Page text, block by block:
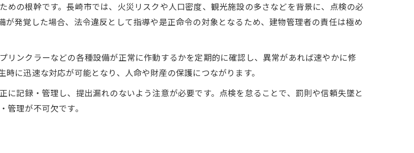
消防設備点検と最新法令の関係を解説
長崎市の条例改正ポイントを押さえる
消防設備点検で守るべき法令遵守のコツ
消防設備士会と最新法令情報の活用法
検費用や業者選びの疑問を徹底解説
消防設備点検の費用相場と選び方の基準
の根幹です。長崎市では、火災リスクや人口密度、観光施設の多さなどを背景に、点検の必
発覚した場合、法令違反として指導や是正命令の対象となるため、建物管理者の責任は極め
リンクラーなどの各種設備が正常に作動するかを定期的に確認し、異常があれば速やかに修
に迅速な対応が可能となり、人命や財産の保護につながります。
に記録・管理し、提出漏れのないよう注意が必要です。点検を怠ることで、罰則や信頼失墜と
理が不可欠です。